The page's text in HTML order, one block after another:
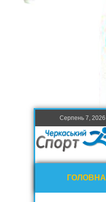
Серпень 7, 2026
ГОЛОВНА